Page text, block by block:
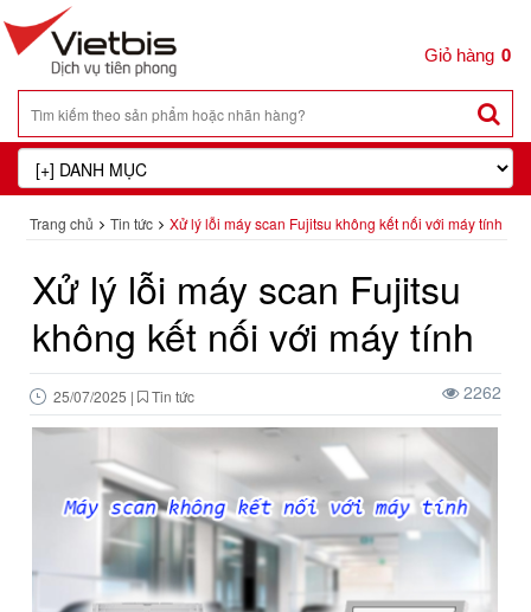
0
Trang chủ Tin tức Xử lý lỗi máy scan Fujitsu không kết nối với máy tính
Xử lý lỗi máy scan Fujitsu
không kết nối với máy tính
25/07/2025 | Tin tức 2262